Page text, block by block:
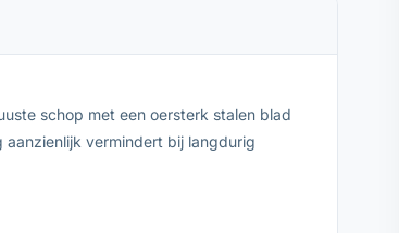
schop met een oersterk stalen blad
vermindert bij langdurig